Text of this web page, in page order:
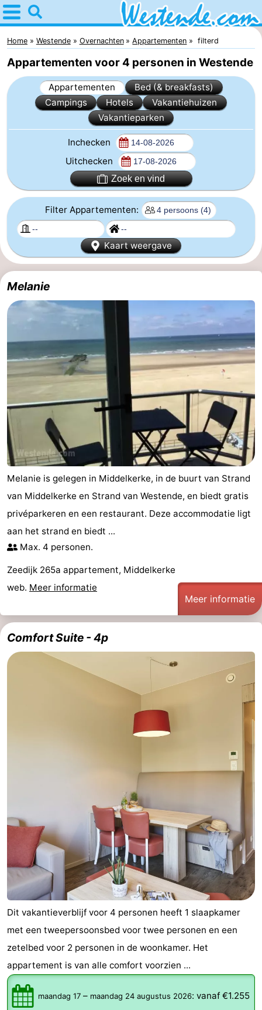
Home
Westende
Tips
Voor
Appartementen
-
Holiday
Suites
Nieuwpoort
Holiday
Suites
Bed
(&
Campings
Vakantiehuizen
Nieuwpoort
-
Oostduinkerke
aan
zee
Westende
Last
minutes
Strand
Zien
doen
-
Musea
-
Monumenten
-
Uitkijkpunten
Attracties
-
Steden
Sporten
Zwembaden
Fietsen
-
Wandelen
-
Paardrijden
-
Golfbanen
Home Westende Overnachten Appartementen filterd
Appartementen voor 4 personen in Westende
Appartementen
Bed (& breakfasts)
Campings
Hotels
Vakantiehuizen
Vakantieparken
Inchecken
Uitchecken
Zoek en vind
Filter Appartementen:
Kaart weergave
Melanie
Melanie is gelegen in Middelkerke, in de buurt van Strand
van Middelkerke en Strand van Westende, en biedt gratis
privéparkeren en een restaurant. Deze accommodatie ligt
aan het strand en biedt ...
Max. 4 personen.
Zeedijk 265a appartement, Middelkerke
web. Meer informatie
Meer informatie
Comfort Suite - 4p
Dit vakantieverblijf voor 4 personen heeft 1 slaapkamer
met een tweepersoonsbed voor twee personen en een
zetelbed voor 2 personen in de woonkamer. Het
appartement is van alle comfort voorzien ...
maandag 17 – maandag 24 augustus 2026: vanaf €1.255